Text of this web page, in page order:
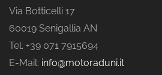
Via Botticelli 17
60019 Senigallia AN
Tel. +39 071 7915694
E-Mail: info@motoraduni.it